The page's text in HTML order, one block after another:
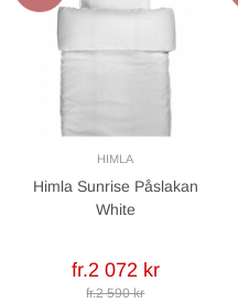
HIMLA
Himla Sunrise Påslakan
White
fr.2 072 kr
fr.2 590 kr